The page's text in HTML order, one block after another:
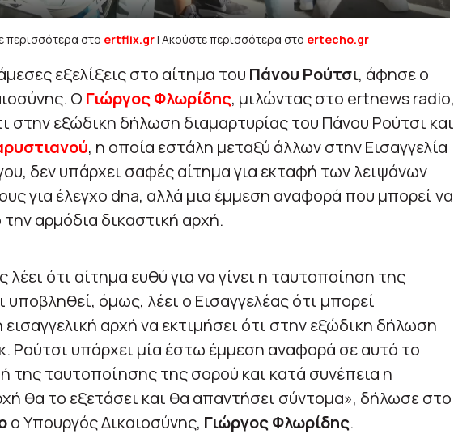
περισσότερα στο ertflix.gr| Ακούστε περισσότερα στο ertecho.gr
εξελίξεις στο αίτημα του Πάνου Ρούτσι, άφησε ο
Ο Γιώργος Φλωρίδης, μιλώντας στο ertnews radio,
στην εξώδικη δήλωση διαμαρτυρίας του Πάνου Ρούτσι και
, η οποία εστάλη μεταξύ άλλων στην Εισαγγελία
δεν υπάρχει σαφές αίτημα για εκταφή των λειψάνων
για έλεγχο dna, αλλά μια έμμεση αναφορά που μπορεί να
αρμόδια δικαστική αρχή.
λέει ότι αίτημα ευθύ για να γίνει η ταυτοποίηση της
υποβληθεί, όμως, λέει ο Εισαγγελέας ότι μπορεί
αρχή να εκτιμήσει ότι στην εξώδικη δήλωση
Ρούτσι υπάρχει μία έστω έμμεση αναφορά σε αυτό το
της ταυτοποίησης της σορού και κατά συνέπεια η
θα το εξετάσει και θα απαντήσει σύντομα», δήλωσε στο
ο Υπουργός Δικαιοσύνης, Γιώργος Φλωρίδης.